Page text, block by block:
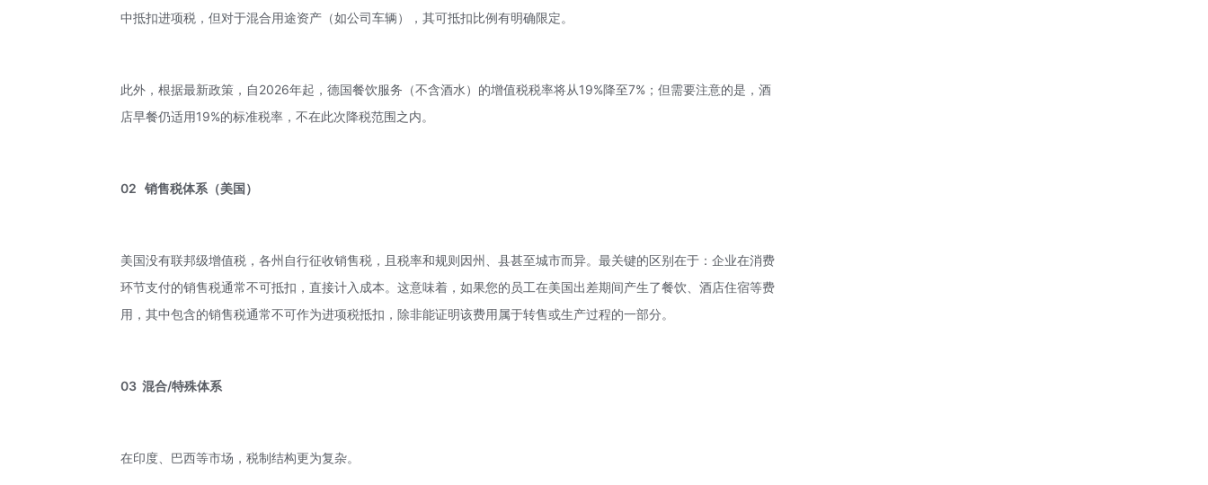
中抵扣进项税，但对于混合用途资产 （如公司车辆），其可抵扣比例有明确限定。
此外，根据最新政策，自2026年起，德国餐饮服务（不含酒水）的增值税税率将从19%降至7%；但需要注意的是，酒
店早餐仍适用19%的标准税率，不在此次降税范围之内。
02 销售税体系（美国）
美国没有联邦级增值税，各州自行征收销售税，且税率和规则因州、县甚至城市而异。最关键的区别在于：企业在消费
环节支付的销售税通常不可抵扣，直接计入成本。这意味着，如果您的员工在美国出差期间产生了餐饮、酒店住宿等费
用，其中包含的销售税通常不可作为进项税抵扣，除非能证明该费用属于转售或生产过程的一部分。
03 混合/特殊体系
在印度、巴西等市场，税制结构更为复杂。